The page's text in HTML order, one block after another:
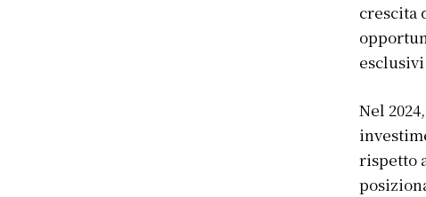
crescita
Nel
rispetto